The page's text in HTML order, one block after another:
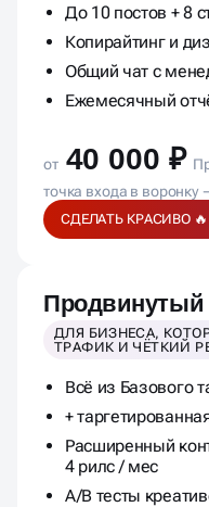
До 10 постов + 8
Копирайтинг и
Общий чат с
Ежемесячный
от 40 000 ₽
точка входа в воронку
СДЕЛАТЬ КРАСИВО 🔥
Продвинутый
ДЛЯ БИЗНЕСА,
ТРАФИК И ЧЁТКИЙ
Всё из Базового
+
Расширенный
4 рилс / мес
A/B тесты